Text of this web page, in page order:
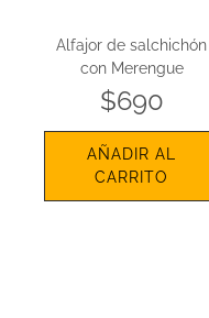
Alfajor de salchichón
con Merengue
$690
AÑADIR AL
CARRITO